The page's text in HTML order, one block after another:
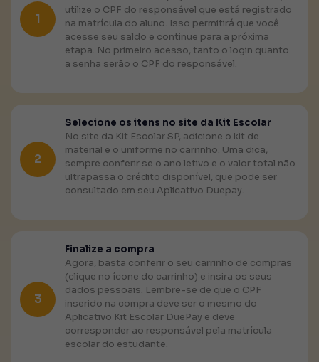
1
utilize o CPF do responsável que está registrado
na matrícula do aluno. Isso permitirá que você
acesse seu saldo e continue para a próxima
etapa. No primeiro acesso, tanto o login quanto
a senha serão o CPF do responsável.
2
Selecione os itens no site da Kit Escolar
No site da Kit Escolar SP, adicione o kit de
material e o uniforme no carrinho. Uma dica,
sempre conferir se o ano letivo e o valor total não
ultrapassa o crédito disponível, que pode ser
consultado em seu Aplicativo Duepay.
3
Finalize a compra
Agora, basta conferir o seu carrinho de compras
(clique no ícone do carrinho) e insira os seus
dados pessoais. Lembre-se de que o CPF
inserido na compra deve ser o mesmo do
Aplicativo Kit Escolar DuePay e deve
corresponder ao responsável pela matrícula
escolar do estudante.